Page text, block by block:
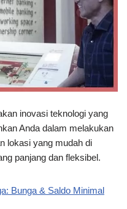
inovasi teknologi yang
Anda dalam melakukan
lokasi yang mudah di
panjang dan fleksibel.
Bunga & Saldo Minimal